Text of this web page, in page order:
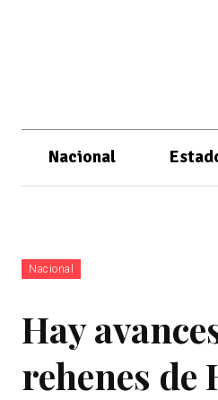
Nacional
Nacional
Hay
rehenes